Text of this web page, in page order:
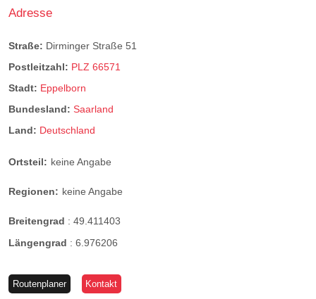
Adresse
Straße: Dirminger Straße 51
Postleitzahl: PLZ 66571
Stadt: Eppelborn
Bundesland: Saarland
Land: Deutschland
Ortsteil: keine Angabe
Regionen: keine Angabe
Breitengrad : 49.411403
Längengrad : 6.976206
Routenplaner Kontakt